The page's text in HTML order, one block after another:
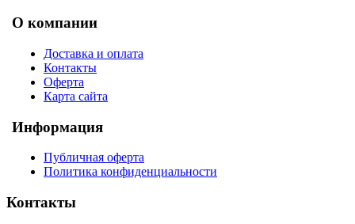
О компании
Доставка и оплата
Контакты
Оферта
Карта сайта
Информация
Публичная оферта
Политика конфиденциальности
Контакты